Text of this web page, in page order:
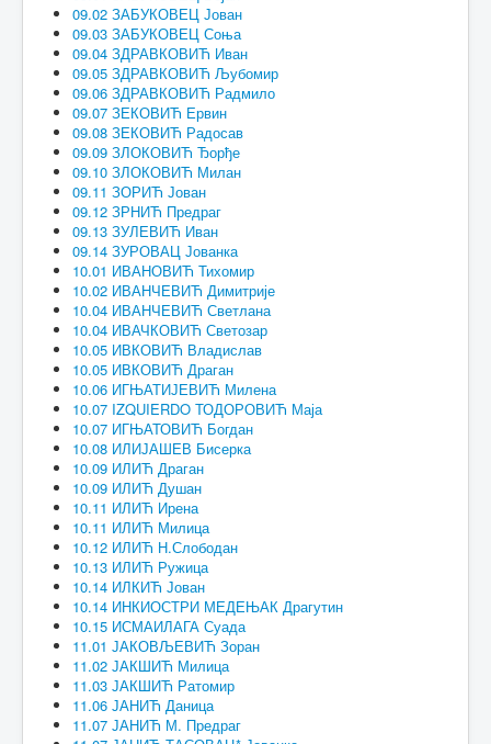
09.02 ЗАБУКОВЕЦ Јован
09.03 ЗАБУКОВЕЦ Соња
09.04 ЗДРАВКОВИЋ Иван
09.05 ЗДРАВКОВИЋ Љубомир
09.06 ЗДРАВКОВИЋ Радмило
09.07 ЗЕКОВИЋ Ервин
09.08 ЗЕКОВИЋ Радосав
09.09 ЗЛОКОВИЋ Ђорђе
09.10 ЗЛОКОВИЋ Милан
09.11 ЗОРИЋ Јован
09.12 ЗРНИЋ Предраг
09.13 ЗУЛЕВИЋ Иван
09.14 ЗУРОВАЦ Јованка
10.01 ИВАНОВИЋ Тихомир
10.02 ИВАНЧЕВИЋ Димитрије
10.04 ИВАНЧЕВИЋ Светлана
10.04 ИВАЧКОВИЋ Светозар
10.05 ИВКОВИЋ Владислав
10.05 ИВКОВИЋ Драган
10.06 ИГЊАТИЈЕВИЋ Милена
10.07 IZQUIERDO ТОДОРОВИЋ Маја
10.07 ИГЊАТОВИЋ Богдан
10.08 ИЛИЈАШЕВ Бисерка
10.09 ИЛИЋ Драган
10.09 ИЛИЋ Душан
10.11 ИЛИЋ Ирена
10.11 ИЛИЋ Милица
10.12 ИЛИЋ Н.Слободан
10.13 ИЛИЋ Ружица
10.14 ИЛКИЋ Јован
10.14 ИНКИОСТРИ МЕДЕЊАК Драгутин
10.15 ИСМАИЛАГА Суада
11.01 ЈАКОВЉЕВИЋ Зоран
11.02 ЈАКШИЋ Милица
11.03 ЈАКШИЋ Ратомир
11.06 ЈАНИЋ Даница
11.07 ЈАНИЋ М. Предраг